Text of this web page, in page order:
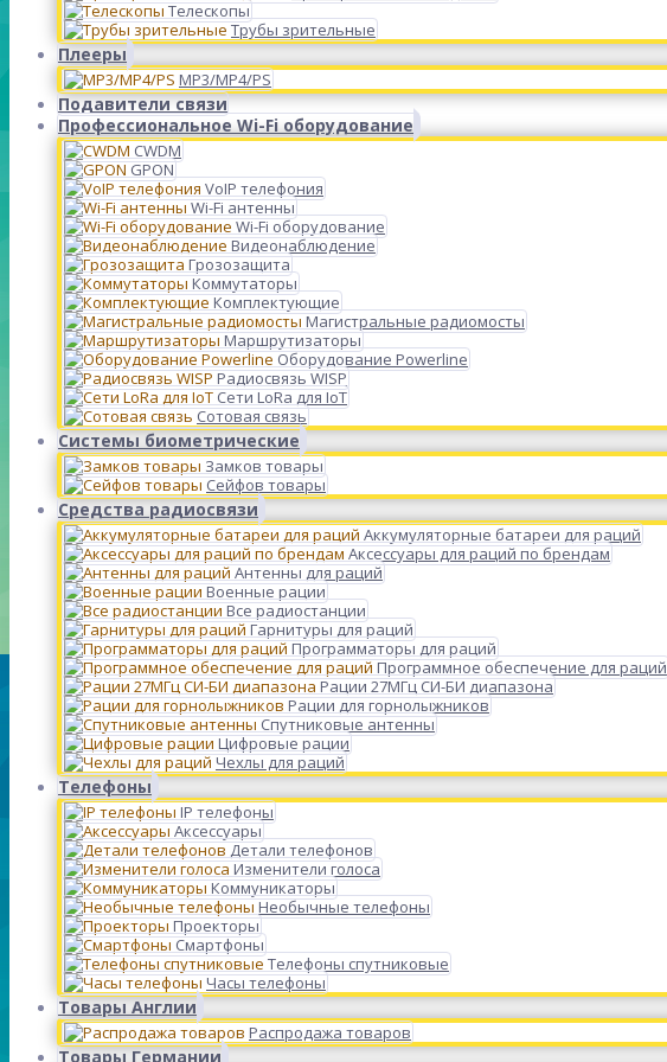
Телескопы
Трубы зрительные
Плееры
MP3/MP4/PS
Подавители связи
Профессиональное Wi-Fi оборудование
CWDM
GPON
VoIP телефония
Wi-Fi антенны
Wi-Fi оборудование
Видеонаблюдение
Грозозащита
Коммутаторы
Комплектующие
Магистральные радиомосты
Маршрутизаторы
Оборудование Powerline
Радиосвязь WISP
Сети LoRa для IoT
Сотовая связь
Системы биометрические
Замков товары
Сейфов товары
Средства радиосвязи
Аккумуляторные батареи для раций
Аксессуары для раций по брендам
Антенны для раций
Военные рации
Все радиостанции
Гарнитуры для раций
Программаторы для раций
Программное обеспечение для раций
Рации 27МГц СИ-БИ диапазона
Рации для горнолыжников
Спутниковые антенны
Цифровые рации
Чехлы для раций
Телефоны
IP телефоны
Аксессуары
Детали телефонов
Изменители голоса
Коммуникаторы
Необычные телефоны
Проекторы
Смартфоны
Телефоны спутниковые
Часы телефоны
Товары Англии
Распродажа товаров
Товары Германии